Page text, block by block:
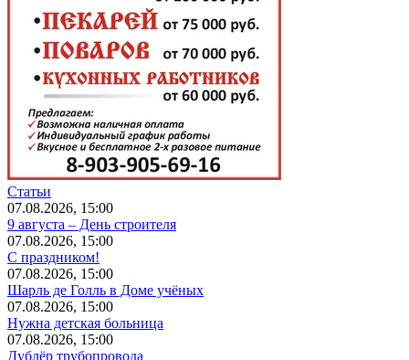
Статьи
07.08.2026, 15:00
9 августа – День строителя
07.08.2026, 15:00
С праздником!
07.08.2026, 15:00
Шарль де Голль в Доме учёных
07.08.2026, 15:00
Нужна детская больница
07.08.2026, 15:00
Дублёр трубопровода